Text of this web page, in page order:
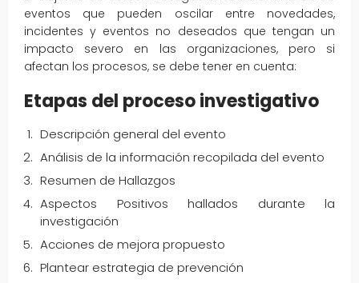
eventos que pueden oscilar entre novedades,
incidentes y eventos no deseados que tengan un
impacto severo en las organizaciones, pero si
afectan los procesos, se debe tener en cuenta:
Etapas del proceso investigativo
Descripción general del evento
Análisis de la información recopilada del evento
Resumen de Hallazgos
Aspectos Positivos hallados durante la
investigación
Acciones de mejora propuesto
Plantear estrategia de prevención